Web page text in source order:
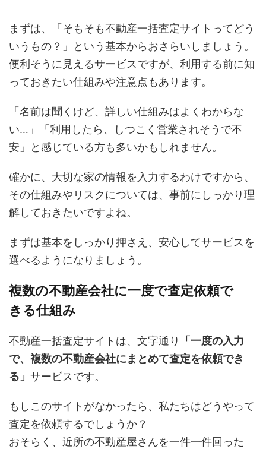
まずは、「そもそも不動産一括査定サイトってどう
いうもの？」という基本からおさらいしましょう。
便利そうに見えるサービスですが、利用する前に知
っておきたい仕組みや注意点もあります。
「名前は聞くけど、詳しい仕組みはよくわからな
い…」「利用したら、しつこく営業されそうで不
安」と感じている方も多いかもしれません。
確かに、大切な家の情報を入力するわけですから、
その仕組みやリスクについては、事前にしっかり理
解しておきたいですよね。
まずは基本をしっかり押さえ、安心してサービスを
選べるようになりましょう。
複数の不動産会社に一度で査定依頼で
きる仕組み
不動産一括査定サイトは、文字通り
「一度の入力
で、複数の不動産会社にまとめて査定を依頼でき
る」 サービスです。
もしこのサイトがなかったら、私たちはどうやって
査定を依頼するでしょうか？
おそらく、近所の不動産屋さんを一件一件回った